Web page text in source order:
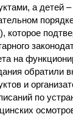
а детей
которое
на
обратили
и
по